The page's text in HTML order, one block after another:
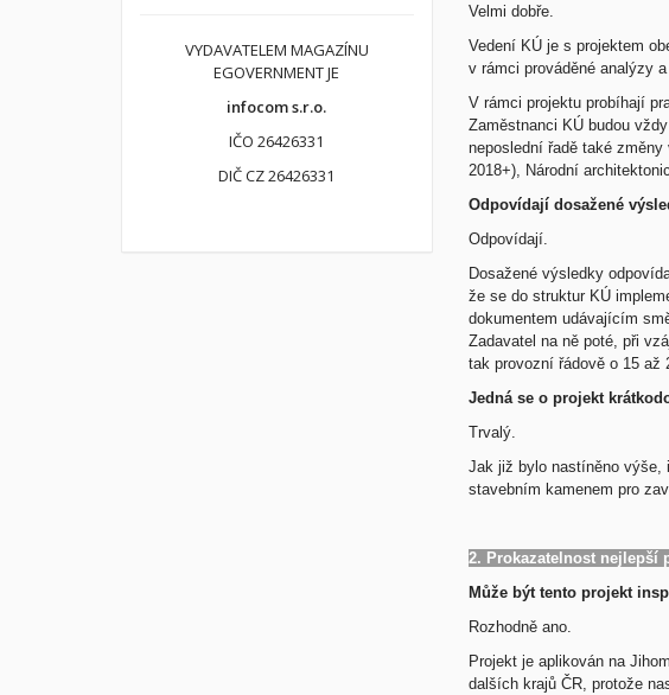
Velmi dobře.
Vedení KÚ je s projektem
v rámci prováděné analýzy
V rámci projektu probíhají
Zaměstnanci KÚ budou
neposlední řadě také
2018+), Národní
Odpovídají dosažené
Odpovídají.
Dosažené výsledky
že se do struktur KÚ
dokumentem udávajícím
Zadavatel na ně poté, při
tak provozní řádově o 15 až
Jedná se o projekt
Trvalý.
Jak již bylo nastíněno výše,
stavebním kamenem pro
2. Prokazatelnost nejlepší
Může být tento projekt
Rozhodně ano.
Projekt je aplikován na
dalších krajů ČR, protože
VYDAVATELEM MAGAZÍNU
EGOVERNMENT JE
infocom s.r.o.
IČO 26426331
DIČ CZ 26426331